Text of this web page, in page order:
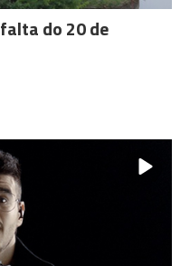
do 20 de